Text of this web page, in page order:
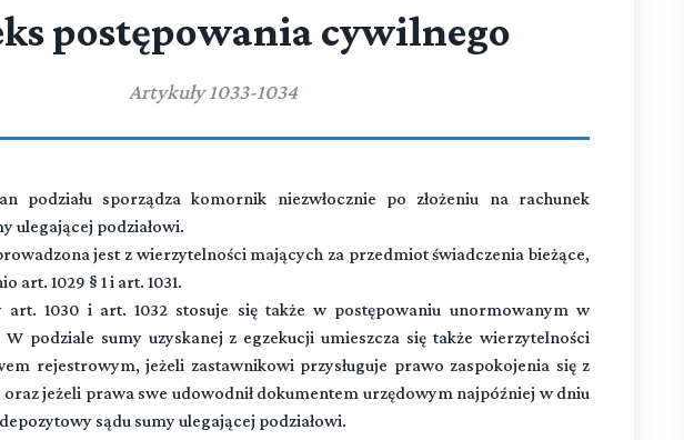
postępowania cywilnego
Artykuły 1033-1034
podziału sporządza komornik niezwłocznie po złożeniu na rachunek
ulegającej podziałowi.
jest z wierzytelności mających za przedmiot świadczenia bieżące,
art. 1029 § 1 i art. 1031.
art. 1030 i art. 1032 stosuje się także w postępowaniu unormowanym w
podziale sumy uzyskanej z egzekucji umieszcza się także wierzytelności
rejestrowym, jeżeli zastawnikowi przysługuje prawo zaspokojenia się z
jeżeli prawa swe udowodnił dokumentem urzędowym najpóźniej w dniu
sądu sumy ulegającej podziałowi.